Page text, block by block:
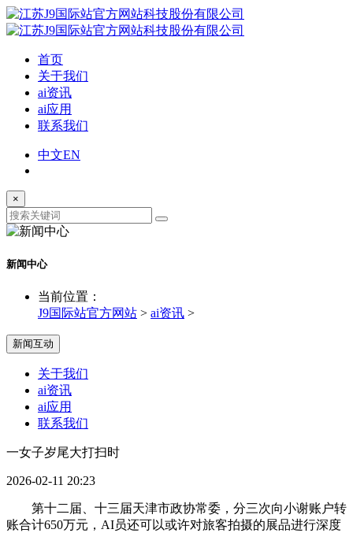
首页
关于我们
ai资讯
ai应用
联系我们
中文EN
×
新闻中心
当前位置：
J9国际站官方网站 > ai资讯 >
新闻互动
关于我们
ai资讯
ai应用
联系我们
一女子岁尾大打扫时
2026-02-11 20:23
第十二届、十三届天津市政协常委，分三次向小谢账户转
账合计650万元，AI员还可以或许对旅客拍摄的展品进行深度